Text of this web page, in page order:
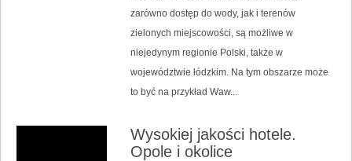
zarówno dostęp do wody, jak i terenów
zielonych miejscowości, są możliwe w
niejedynym regionie Polski, także w
województwie łódzkim. Na tym obszarze może
to być na przykład Waw...
Wysokiej jakości hotele.
Opole i okolice